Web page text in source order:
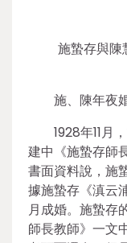
施蟄存與陳
施、陳年夜
1928年11月
建中《施蟄存師
書面資料說，施
據施蟄存《滇云
月成婚。施蟄存
師長教師》一文